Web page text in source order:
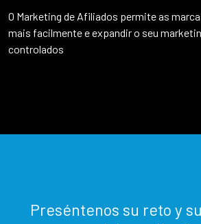
O Marketing de Afiliados permite as
mais facilmente e expandir o seu
controlados
Preséntenos su reto y